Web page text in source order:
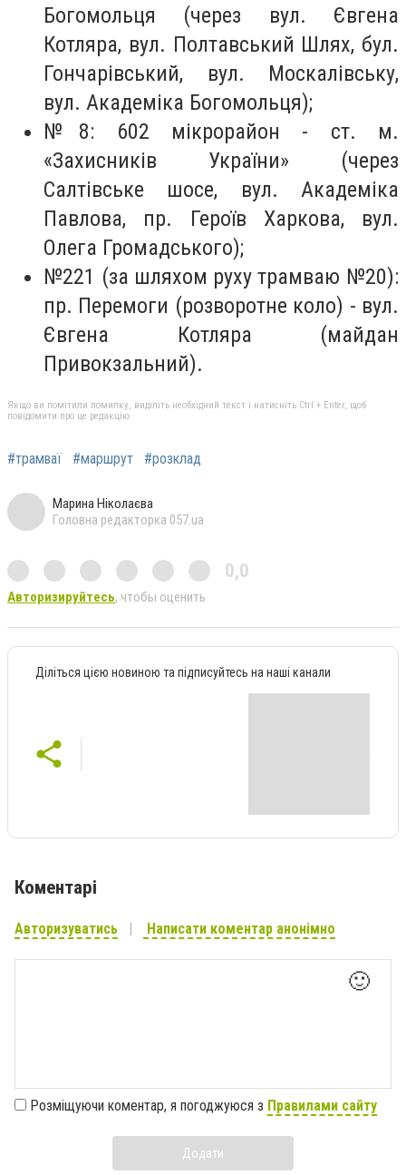
Богомольця (через вул. Євгена
Котляра, вул. Полтавський Шлях, бул.
Гончарівський, вул. Москалівську,
вул. Академіка Богомольця);
№8: 602 мікрорайон - ст. м.
«Захисників України» (через
Салтівське шосе, вул. Академіка
Павлова, пр. Героїв Харкова, вул.
Олега Громадського);
№221 (за шляхом руху трамваю №20):
пр. Перемоги (розворотне коло) - вул.
Євгена Котляра (майдан
Привокзальний).
Якщо ви помітили помилку, виділіть необхідний текст і натисніть Ctrl + Enter, щоб
повідомити про це редакцію
#трамваї #маршрут #розклад
Марина Ніколаєва
Головна редакторка 057.ua
0,0
Авторизируйтесь, чтобы оценить
Діліться цією новиною та підписуйтесь на наші канали
Коментарі
Авторизуватись Написати коментар анонімно
🙂
Розміщуючи коментар, я погоджуюся з Правилами сайту
Додати